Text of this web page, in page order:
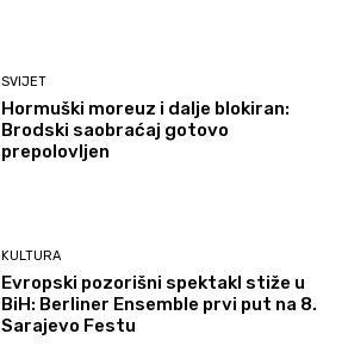
SVIJET
Hormuški moreuz i dalje blokiran:
Brodski saobraćaj gotovo
prepolovljen
KULTURA
Evropski pozorišni spektakl stiže u
BiH: Berliner Ensemble prvi put na 8.
Sarajevo Festu